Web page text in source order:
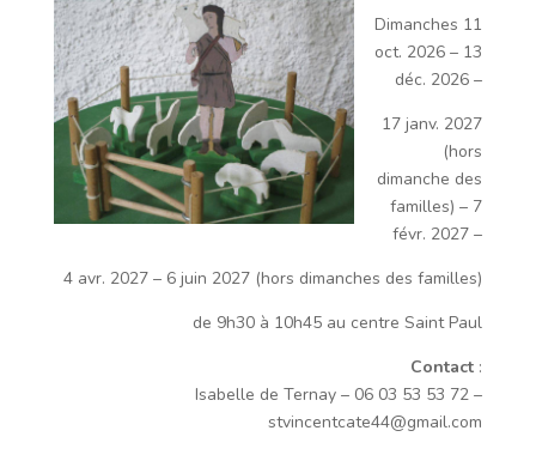
Dimanches 11
oct. 2026 – 13
déc. 2026 –
17 janv. 2027
(hors
dimanche des
familles) – 7
févr. 2027 –
4 avr. 2027 – 6 juin 2027 (hors dimanches des familles)
de 9h30 à 10h45 au centre Saint Paul
Contact :
Isabelle de Ternay – 06 03 53 53 72 –
stvincentcate44@gmail.com